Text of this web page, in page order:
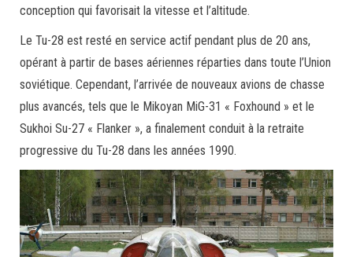
conception qui favorisait la vitesse et l’altitude.
Le Tu-28 est resté en service actif pendant plus de 20 ans,
opérant à partir de bases aériennes réparties dans toute l’Union
soviétique. Cependant, l’arrivée de nouveaux avions de chasse
plus avancés, tels que le Mikoyan MiG-31 « Foxhound » et le
Sukhoi Su-27 « Flanker », a finalement conduit à la retraite
progressive du Tu-28 dans les années 1990.